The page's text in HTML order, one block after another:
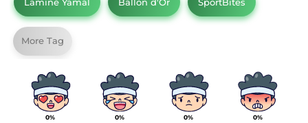
More Tag
0% 0% 0% 0%